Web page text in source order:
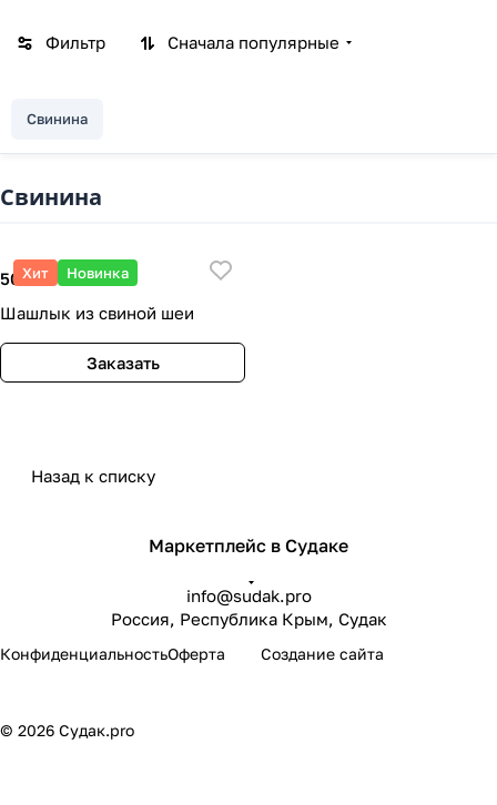
Фильтр Сначала популярные
Свинина
Свинина
Хит Новинка
500 ₽
Шашлык из свиной шеи
Заказать
Назад к списку
Маркетплейс в Судаке
info@sudak.pro
Россия, Республика Крым, Судак
КонфиденциальностьОферта Создание сайта
© 2026 Судак.pro